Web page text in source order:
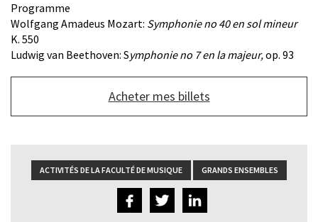
Programme
Wolfgang Amadeus Mozart: Symphonie no 40 en sol mineur
K. 550
Ludwig van Beethoven: Symphonie no 7 en la majeur,op. 93
lien
Acheter mes billets
ACTIVITÉS DE LA FACULTÉ DE MUSIQUE GRANDS ENSEMBLES